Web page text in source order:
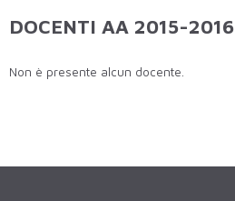
DOCENTI AA 2015-2016
Non è presente alcun docente.